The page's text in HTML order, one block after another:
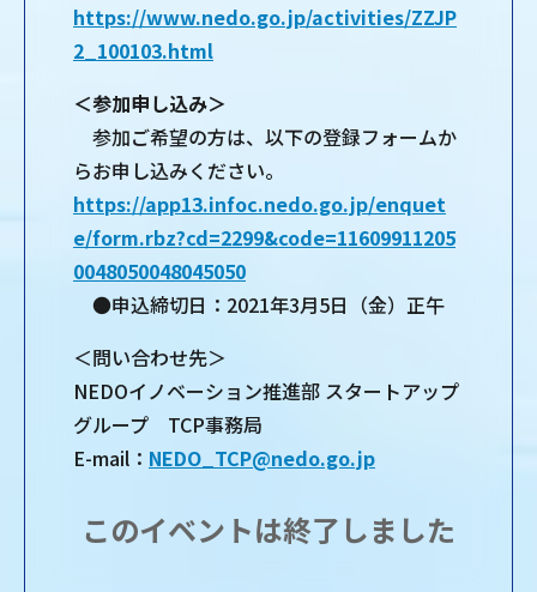
https://www.nedo.go.jp/activities/ZZJP
2_100103.html
＜参加申し込み＞
参加ご希望の方は、以下の登録フォームか
らお申し込みください。
https://app13.infoc.nedo.go.jp/enquet
e/form.rbz?cd=2299&code=11609911205
0048050048045050
●申込締切日：2021年3月5日（金）正午
＜問い合わせ先＞
NEDOイノベーション推進部 スタートアップ
グループ TCP事務局
E-mail： NEDO_TCP@nedo.go.jp
このイベントは終了しました